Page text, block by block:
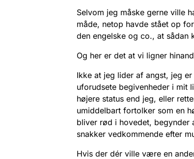
Selvom jeg måske gerne ville
måde, netop havde stået op
den engelske og co., at sådan
Og her er det at vi ligner
Ikke at jeg lider af angst, jeg
uforudsete begivenheder i mit
højere status end jeg, eller
umiddelbart fortolker som en
bliver rød i hovedet, begynder
snakker vedkommende efter
Hvis der dér ville være en